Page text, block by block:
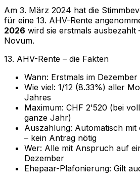
Am 3. März 2024 hat die
für eine 13. AHV-Rente
2026 wird sie erstmals ausbezahlt
Novum.
13. AHV-Rente – die Fakten
Wann: Erstmals im
Wie viel: 1/12 (8.33%) aller
Jahres
Maximum: CHF 2'520 (bei
ganze Jahr)
Auszahlung: Automatisch mit
– kein Antrag nötig
Wer: Alle mit Anspruch auf
Dezember
Ehepaar-Plafonierung: Gilt